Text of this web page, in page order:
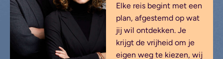
Elke reis begint met een
plan, afgestemd op wat
jij wil ontdekken. Je
krijgt de vrijheid om je
eigen weg te kiezen, wij